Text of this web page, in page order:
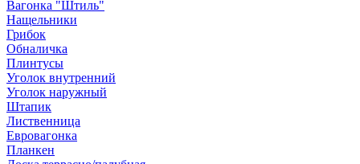
Вагонка "Штиль"
Нащельники
Грибок
Обналичка
Плинтусы
Уголок внутренний
Уголок наружный
Штапик
Лиственница
Евровагонка
Планкен